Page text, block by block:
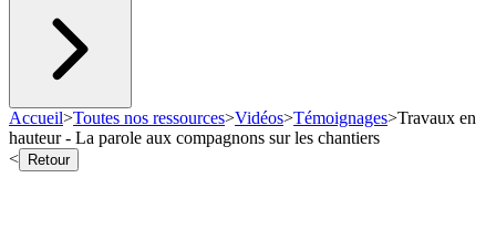
Accueil>Toutes nos ressources>Vidéos>Témoignages>Travaux en
hauteur - La parole aux compagnons sur les chantiers
<
Retour